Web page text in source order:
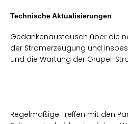
Technische Aktualisierungen
Gedankenaustausch über die
der Stromerzeugung und
und die Wartung der Grupel-
Regelmäßige Treffen mit den